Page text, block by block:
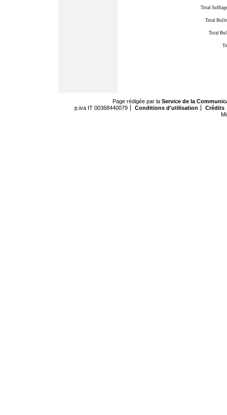
Total
Total
Total
Page rédigée par la Service de la
p.iva IT 00368440079
Conditions d'utilisation
Crédits